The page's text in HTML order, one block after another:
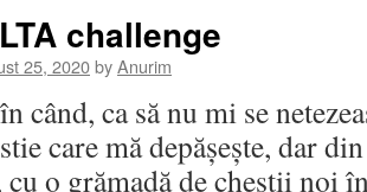
challenge
25, 2020byAnurim
când, ca să nu mi se
care mă depășește, dar
o grămadă de chestii noi